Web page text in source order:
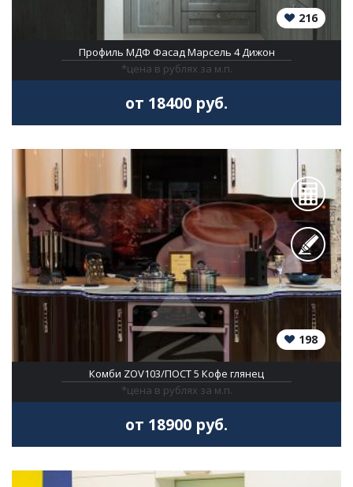
216
Профиль МДФ Фасад Марсель 4 Дижон
*цена в рублях за м.п.
от 18400 руб.
198
Комби ZOV103/ПОСТ 5 Кофе глянец
*цена в рублях за м.п.
от 18900 руб.